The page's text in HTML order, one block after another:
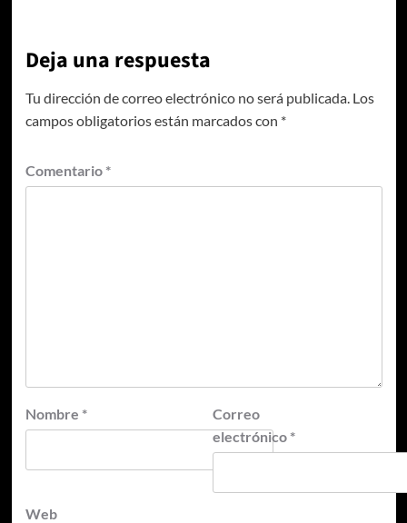
Deja una respuesta
Tu dirección de correo electrónico no será publicada. Los
campos obligatorios están marcados con *
Comentario *
Nombre *
Correo
electrónico *
Web